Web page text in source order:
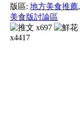
版區: 地方美食推薦,
美食版討論區
x697
x4417